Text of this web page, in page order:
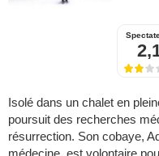
Isolé dans un chalet en
poursuit des recherches
résurrection. Son cobaye,
médecine, est volontaire